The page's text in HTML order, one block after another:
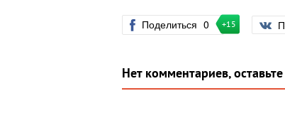
Поделиться 0 +15
Нет комментариев,